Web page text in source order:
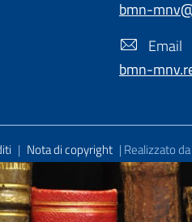
bmn-
Email
bmn-
| Nota di copyright | Realizzato da